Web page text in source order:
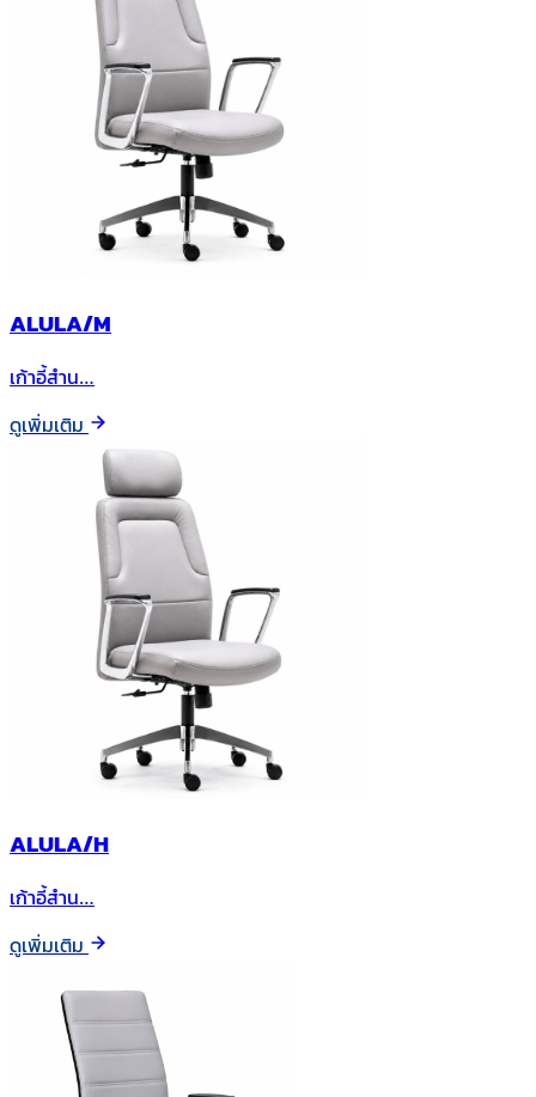
ALULA/M
เก้าอี้สำน…
ดูเพิ่มเติม
ALULA/H
เก้าอี้สำน…
ดูเพิ่มเติม